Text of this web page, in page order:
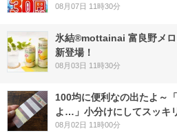
08月07日 11時30分
氷結®mottainai 富良野メロ
新登場！
08月03日 11時30分
100均に便利なの出たよ～
よ…」小分けにしてスッキ
08月02日 11時00分